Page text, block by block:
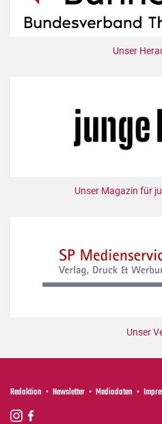
Unser
Unser Magazin für
Unser
Redaktion Newsletter Mediadaten